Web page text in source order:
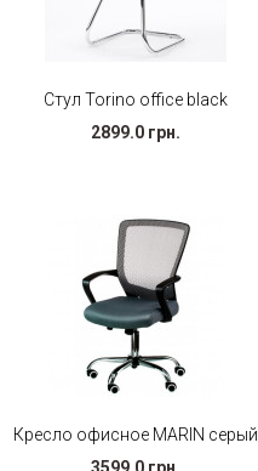
Стул Torino office black
2899.0 грн.
Кресло офисное MARIN серый